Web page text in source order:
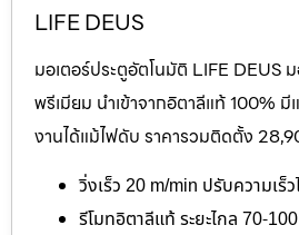
LIFE DEUS
มอเตอร์ประตูอัตโนมัติ LIFE DEUS
พรีเมียม นำเข้าจากอิตาลีแท้ 100% มี
งานได้แม้ไฟดับ ราคารวมติดตั้ง
วิ่งเร็ว 20 m/min ปรับความเร็
รีโมทอิตาลีแท้ ระยะไกล 70-